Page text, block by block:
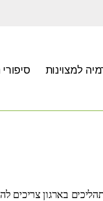
למצוינות
בארגון צריכים